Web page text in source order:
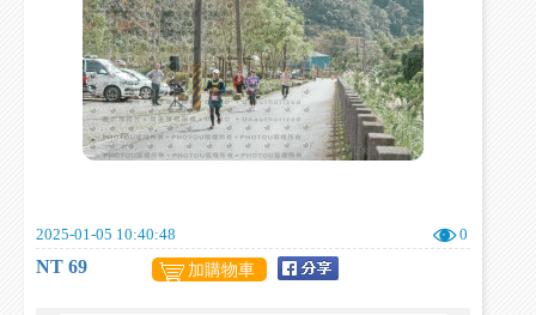
2025-01-05 10:40:48 0
NT 69 加購物車